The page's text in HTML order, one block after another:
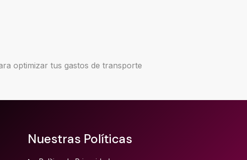
optimizar tus gastos de transporte
Nuestras Políticas